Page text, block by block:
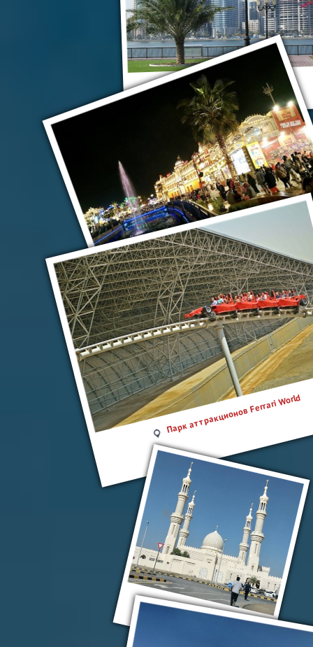
Шарджа
Торговый фестиваль в Дубае
Парк аттракционов Ferrari World
Умм-эль-Кайвайн